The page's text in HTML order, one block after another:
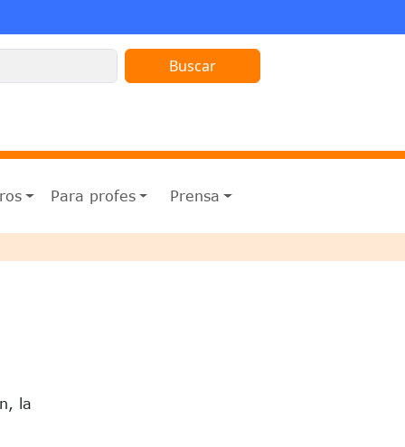
Para profes Prensa
la